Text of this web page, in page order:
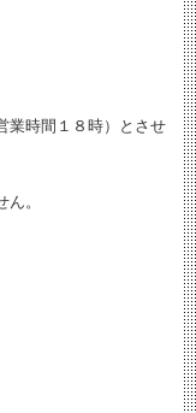
業時間１８時）とさせ
。